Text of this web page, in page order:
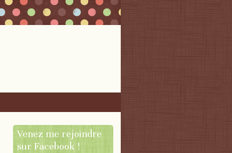
Venez me rejoindre
sur Facebook !